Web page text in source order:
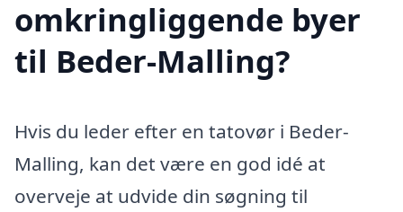
omkringliggende byer
til Beder-Malling?
Hvis du leder efter en tatovør i Beder-
Malling, kan det være en god idé at
overveje at udvide din søgning til